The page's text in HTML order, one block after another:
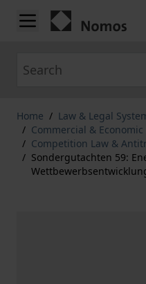
Skip to Content
Home / Law & Legal
/ Commercial & Economic
/ Competition Law &
/ Sondergutachten 59: